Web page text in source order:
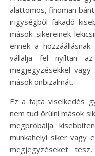
alattomos, finoman
irigységből fakadó
mások sikereinek
ennek a
vállalja fel nyíltan az
megjegyzésekkel
mások önbizalmát.
Ez a fajta viselkedés
nem tud örülni mások
megpróbálja
munkahelyi siker vagy
megjegyzéseket